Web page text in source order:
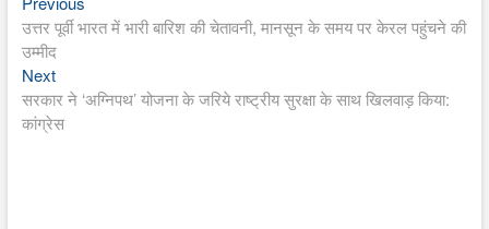
Post
navigation
post:
उत्तर पूर्वी भारत में भारी बारिश की चेतावनी, मानसून के समय पर केरल पहुंचने की
उम्मीद
NextNext
post:
सरकार ने ‘अग्निपथ’ योजना के जरिये राष्ट्रीय सुरक्षा के साथ खिलवाड़ किया:
कांग्रेस